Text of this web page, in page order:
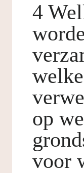
4
welke
op
voor